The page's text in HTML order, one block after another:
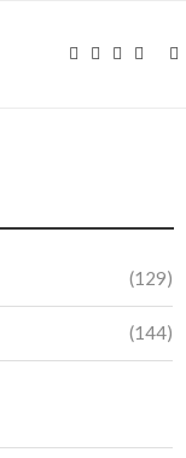
(129)
(144)